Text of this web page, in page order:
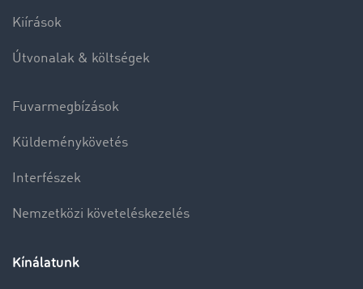
Kiírások
Útvonalak & költségek
Fuvarmegbízások
Küldeménykövetés
Interfészek
Nemzetközi követeléskezelés
Kínálatunk